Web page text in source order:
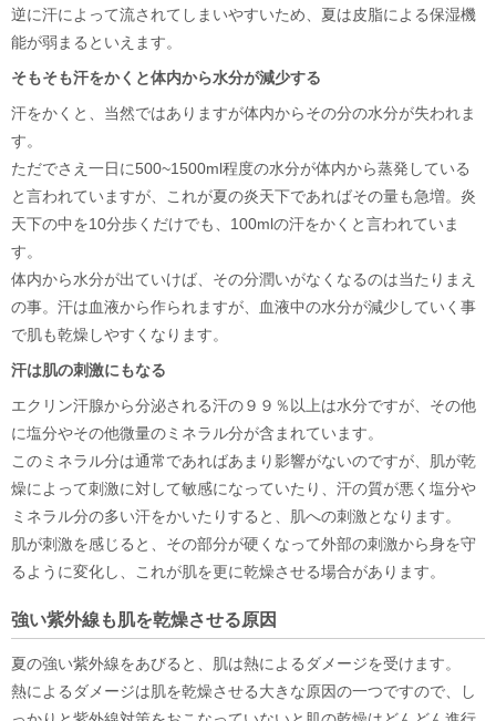
逆に汗によって流されてしまいやすいため、夏は皮脂による保湿機
能が弱まるといえます。
そもそも汗をかくと体内から水分が減少する
汗をかくと、当然ではありますが体内からその分の水分が失われま
す。
ただでさえ一日に500~1500ml程度の水分が体内から蒸発している
と言われていますが、これが夏の炎天下であればその量も急増。炎
天下の中を10分歩くだけでも、100mlの汗をかくと言われていま
す。
体内から水分が出ていけば、その分潤いがなくなるのは当たりまえ
の事。汗は血液から作られますが、血液中の水分が減少していく事
で肌も乾燥しやすくなります。
汗は肌の刺激にもなる
エクリン汗腺から分泌される汗の９９％以上は水分ですが、その他
に塩分やその他微量のミネラル分が含まれています。
このミネラル分は通常であればあまり影響がないのですが、肌が乾
燥によって刺激に対して敏感になっていたり、汗の質が悪く塩分や
ミネラル分の多い汗をかいたりすると、肌への刺激となります。
肌が刺激を感じると、その部分が硬くなって外部の刺激から身を守
るように変化し、これが肌を更に乾燥させる場合があります。
強い紫外線も肌を乾燥させる原因
夏の強い紫外線をあびると、肌は熱によるダメージを受けます。
熱によるダメージは肌を乾燥させる大きな原因の一つですので、し